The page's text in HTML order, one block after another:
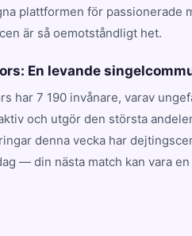
plattformen för passionerade
är så oemotståndligt het.
En levande
har 7 190 invånare, varav
och utgör den största
denna vecka har
— din nästa match kan vara en